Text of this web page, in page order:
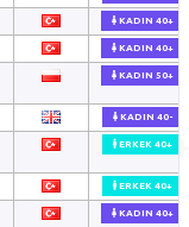
KADIN 40+
KADIN 40+
KADIN 50+
KADIN 40-
ERKEK 40+
ERKEK 40+
KADIN 40+